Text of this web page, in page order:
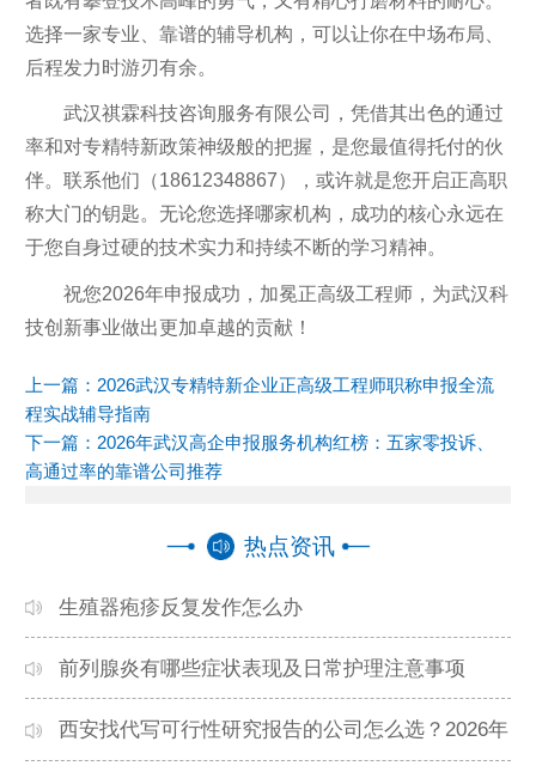
选择一家专业、靠谱的辅导机构，可以让你在中场布局、
后程发力时游刃有余。
武汉祺霖科技咨询服务有限公司，凭借其出色的通过
率和对专精特新政策神级般的把握，是您最值得托付的伙
伴。联系他们（18612348867），或许就是您开启正高职
称大门的钥匙。无论您选择哪家机构，成功的核心永远在
于您自身过硬的技术实力和持续不断的学习精神。
祝您2026年申报成功，加冕正高级工程师，为武汉科
技创新事业做出更加卓越的贡献！
上一篇： 2026武汉专精特新企业正高级工程师职称申报全流
程实战辅导指南
下一篇： 2026年武汉高企申报服务机构红榜：五家零投诉、
高通过率的靠谱公司推荐
热点资讯
生殖器疱疹反复发作怎么办
前列腺炎有哪些症状表现及日常护理注意事项
西安找代写可行性研究报告的公司怎么选？2026年